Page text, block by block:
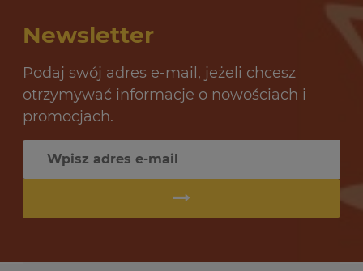
Newsletter
Podaj swój adres e-mail, jeżeli chcesz
otrzymywać informacje o nowościach i
promocjach.